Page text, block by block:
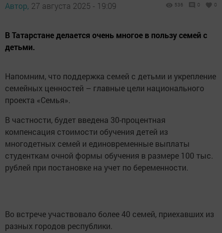
Автор, 27 августа 2025 - 19:09 536 0 0
В Татарстане делается очень многое в пользу семей с
детьми.
Напомним, что поддержка семей с детьми и укрепление
семейных ценностей – главные цели национального
проекта «Семья».
В частности, будет введена 30-процентная
компенсация стоимости обучения детей из
многодетных семей и единовременные выплаты
студенткам очной формы обучения в размере 100 тыс.
рублей при постановке на учет по беременности.
Во встрече участвовало более 40 семей, приехавших из
разных городов республики.